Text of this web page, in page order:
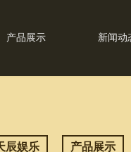
产品展示 新闻动
辰娱乐 产品展示